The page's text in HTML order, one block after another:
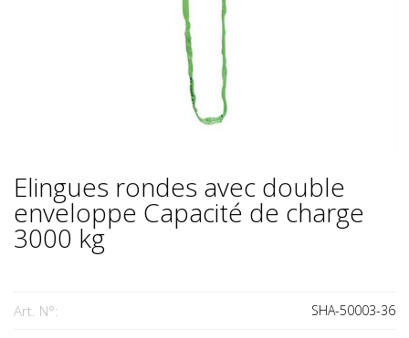
Elingues rondes avec double
enveloppe Capacité de charge
3000 kg
Art. N°: SHA-50003-36